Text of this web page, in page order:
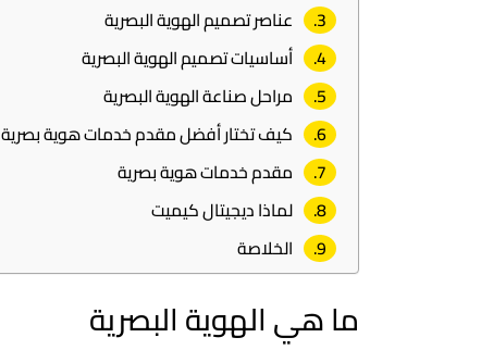
عناصر تصميم الهوية البصرية
أساسيات تصميم الهوية البصرية
مراحل صناعة الهوية البصرية
كيف تختار أفضل مقدم خدمات هوية بصرية
مقدم خدمات هوية بصرية
لماذا ديجيتال كيميت
الخلاصة
ما هي الهوية البصرية